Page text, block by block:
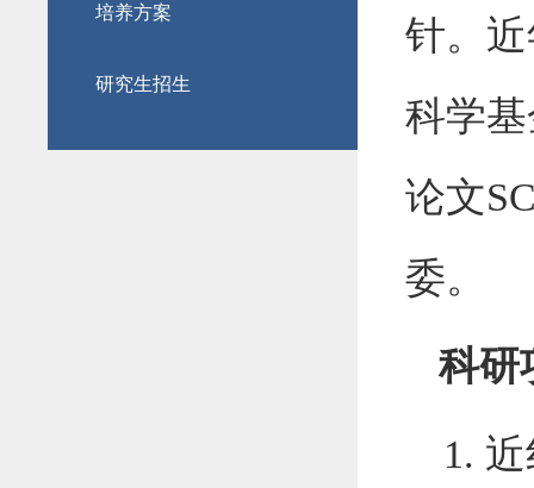
培养方案
研究生招生
针。
科学
论文
委。
科研
1.